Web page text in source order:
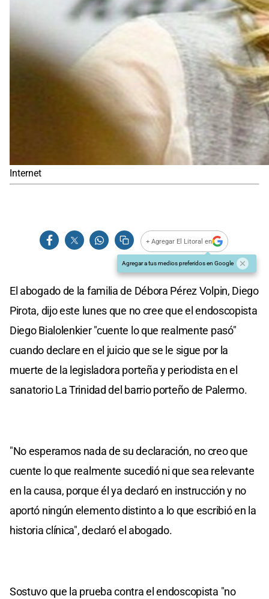
Internet
+ Agregar El Litoral en
Agregar a tus medios preferidos en Google
El abogado de la familia de Débora Pérez Volpin, Diego
Pirota, dijo este lunes que no cree que el endoscopista
Diego Bialolenkier "cuente lo que realmente pasó"
cuando declare en el juicio que se le sigue por la
muerte de la legisladora porteña y periodista en el
sanatorio La Trinidad del barrio porteño de Palermo.
"No esperamos nada de su declaración, no creo que
cuente lo que realmente sucedió ni que sea relevante
en la causa, porque él ya declaró en instrucción y no
aportó ningún elemento distinto a lo que escribió en la
historia clínica", declaró el abogado.
Sostuvo que la prueba contra el endoscopista "no